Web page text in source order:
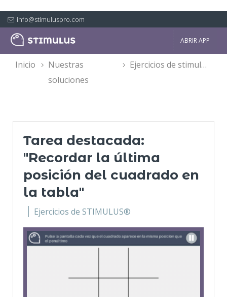
info@stimuluspro.com
ABRIR APP
inicio
nuestras
soluciones
ejercicios de stimulus®
Tarea destacada:
"Recordar la última
posición del cuadrado en
la tabla"
Ejercicios de STIMULUS®